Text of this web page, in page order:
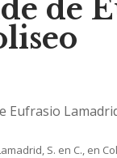
de
S. en C., en